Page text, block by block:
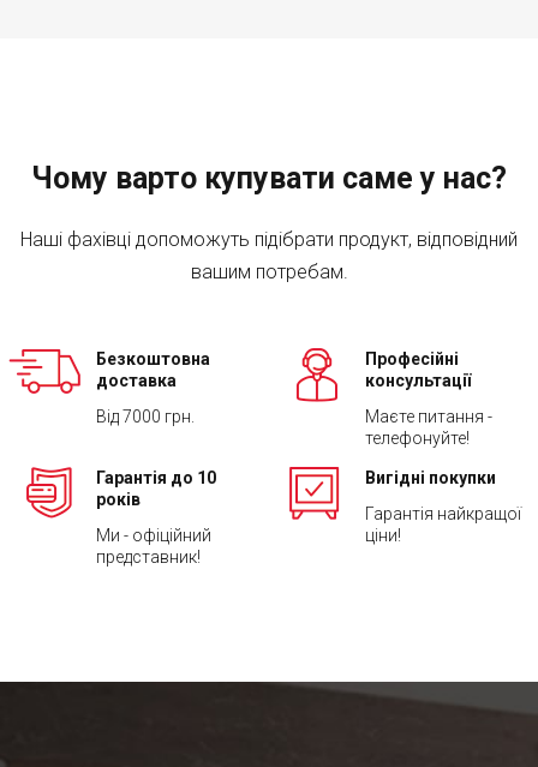
Чому варто купувати саме у нас?
Наші фахівці допоможуть підібрати продукт, відповідний
вашим потребам.
Безкоштовна
доставка
Від 7000 грн.
Професійні
консультації
Маєте питання -
телефонуйте!
Гарантія до 10
років
Ми - офіційний
представник!
Вигідні покупки
Гарантія найкращої
ціни!